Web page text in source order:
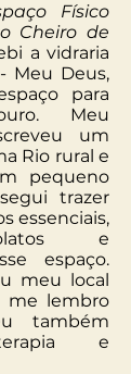
Físico
Cheiro de
a vidraria
Meu Deus,
para
Meu
um
Rio rural e
pequeno
trazer
essenciais,
e
espaço.
meu local
me lembro
também
e